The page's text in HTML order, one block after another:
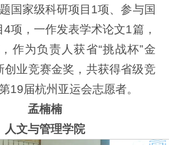
国家级科研项目1项、参与国
项，一作发表学术论文1篇，
作为负责人获省“挑战杯”金
创业竞赛金奖，共获得省级竞
19届杭州亚运会志愿者。
孟楠楠
人文与管理学院